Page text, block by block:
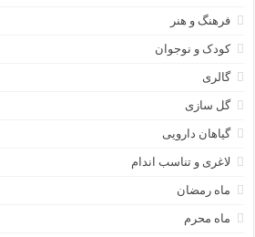
فرهنگ و هنر
کودک و نوجوان
گالری
گل سازی
گیاهان دارویی
لاغری و تناسب اندام
ماه رمضان
ماه محرم